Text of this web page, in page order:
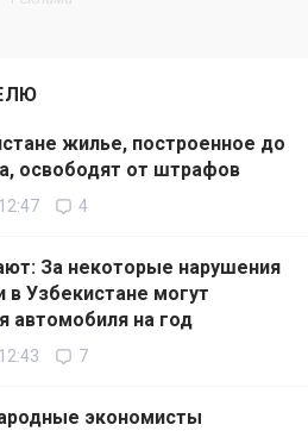
жилье, построенное до
освободят от штрафов
4
За некоторые нарушения
в Узбекистане могут
автомобиля на год
7
экономисты